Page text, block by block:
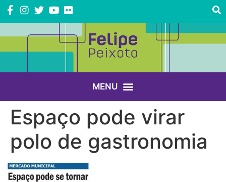
Espaço pode virar
polo de gastronomia